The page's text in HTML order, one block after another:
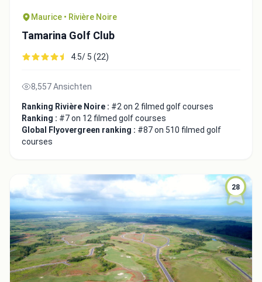
Maurice • Rivière Noire
Tamarina Golf Club
4.5/ 5 (22)
8,557 Ansichten
Ranking Rivière Noire : #2 on 2 filmed golf courses
Ranking : #7 on 12 filmed golf courses
Global Flyovergreen ranking : #87 on 510 filmed golf
courses
28